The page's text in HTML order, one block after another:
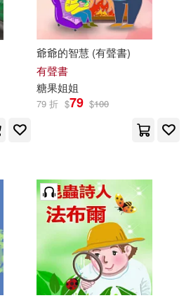
爺爺的智慧 (有聲書)
有聲書
糖果姐姐
79 折 $79 $100